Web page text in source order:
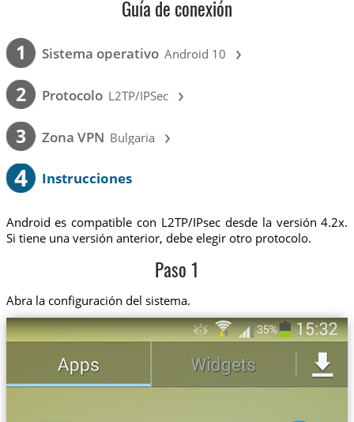
Guía de conexión
1 Sistema operativo Android 10 ›
2 Protocolo L2TP/IPSec ›
3 Zona VPN Bulgaria ›
4 Instrucciones
Android es compatible con L2TP/IPsec desde la versión 4.2x.
Si tiene una versión anterior, debe elegir otro protocolo.
Paso 1
Abra la configuración del sistema.